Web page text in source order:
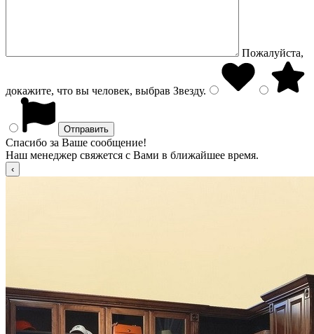
Пожалуйста,
докажите, что вы человек, выбрав Звезду.
Спасибо за Ваше сообщение!
Наш менеджер свяжется с Вами в ближайшее время.